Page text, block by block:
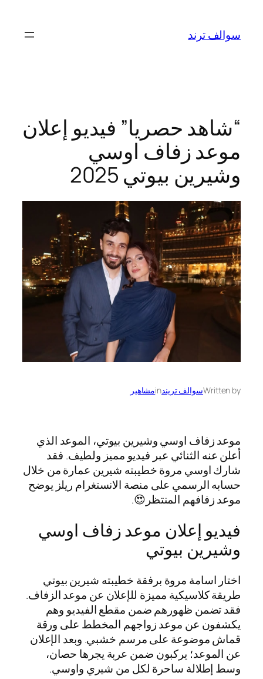
المحتوى
سوالف ترند
“شاهد حصريا” فيديو إعلان
موعد زفاف اوسي
وشيرين بيوتي 2025
Written byسوالف تريندinمشاهير
موعد زفاف اوسي وشيرين بيوتي، الموعد الذي
أعلن عنه الثنائي عبر فيديو مميز ولطيف. فقد
شارك اوسي مروة خطيبته شيرين عمارة من خلال
حسابه الرسمي على منصة الانستغرام ريلز يوضح
موعد زفافهم المنتظر😍.
فيديو إعلان موعد زفاف اوسي
وشيرين بيوتي
اختار اسامة مروة برفقة خطيبته شيرين بيوتي
طريقة كلاسيكية مميزة للإعلان عن موعد الزفاف.
فقد تضمن ظهورهم ضمن مقطع الفيديو وهم
يكشفون عن موعد زواجهم المخطط على ورقة
قماش موضوعة على مرسم خشبي. وبعد الإعلان
عن الموعد؛ يركبون ضمن عربة يجرها حصان،
وسط إطلالة ساحرة لكل من شيري واوسي.